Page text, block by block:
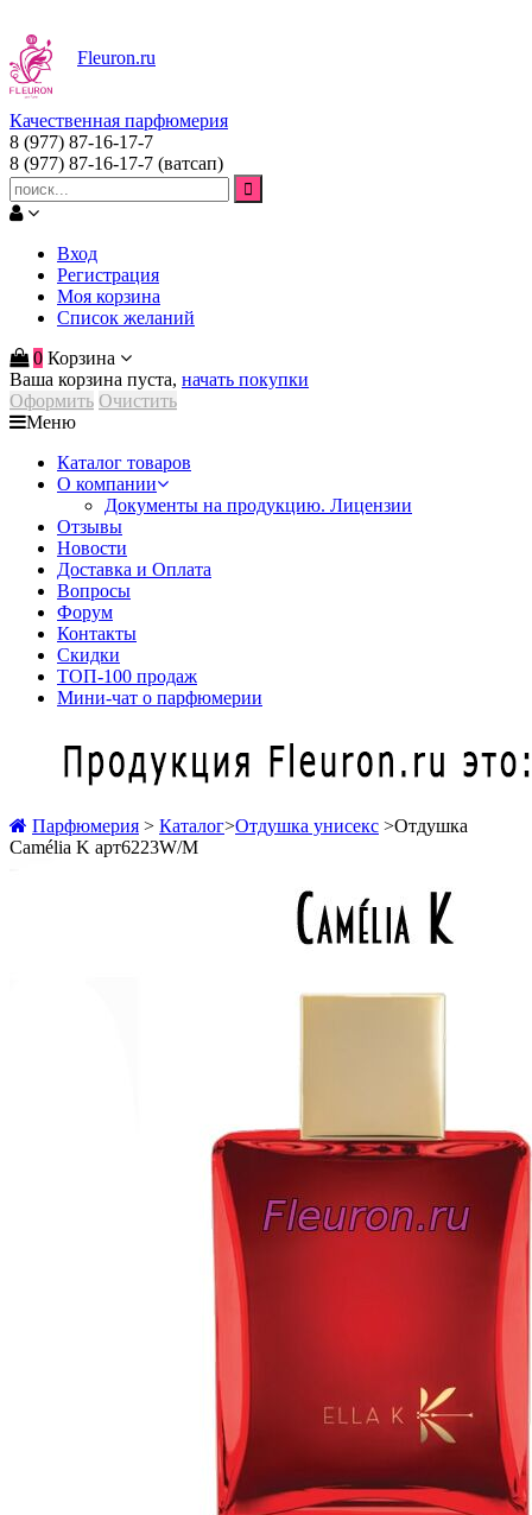
Fleuron.ru
Качественная парфюмерия
8 (977) 87-16-17-7
8 (977) 87-16-17-7 (ватсап)
Вход
Регистрация
Моя корзина
Список желаний
0 Корзина
Ваша корзина пуста, начать покупки
Оформить Очистить
Меню
Каталог товаров
О компании
Документы на продукцию. Лицензии
Отзывы
Новости
Доставка и Оплата
Вопросы
Форум
Контакты
Скидки
ТОП-100 продаж
Мини-чат о парфюмерии
Парфюмерия > Каталог>Отдушка унисекс >Отдушка
Camélia K арт6223W/M